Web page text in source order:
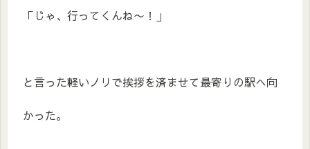
「じゃ、行ってくんね〜！」
と言った軽いノリで挨拶を済ませて最寄りの駅へ向
かった。